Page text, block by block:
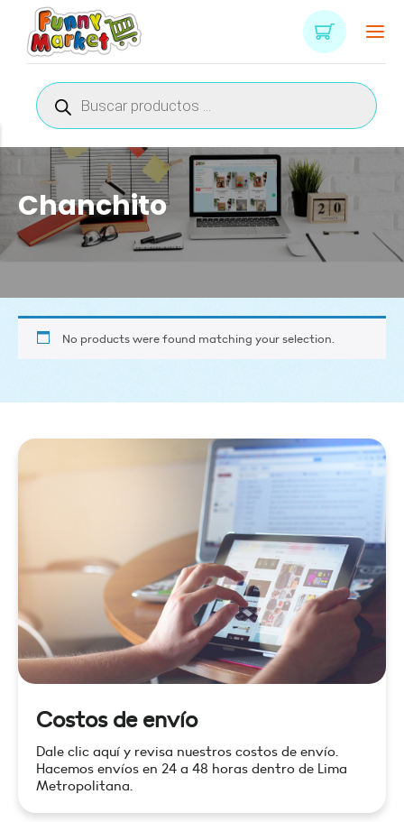
Búsqueda
de
productos
Chanchito
No products were found matching your selection.
Costos de envío
Dale clic aquí y revisa nuestros costos de envío.
Hacemos envíos en 24 a 48 horas dentro de Lima
Metropolitana.